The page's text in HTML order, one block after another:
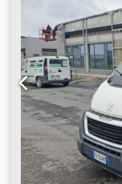
охладителна
206956 км –
140 к.с. – ЕВРО 6D
дължина 3370 мм
ABS – климатик –
кутия – 3 места в
електрически
тел.